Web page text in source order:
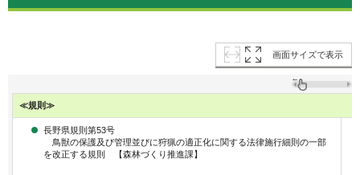
画面サイズで表示
≪規則≫
長野県規則第53号
鳥獣の保護及び管理並びに狩猟の適正化に関する法律施行細則の一部
を改正する規則 【森林づくり推進課】